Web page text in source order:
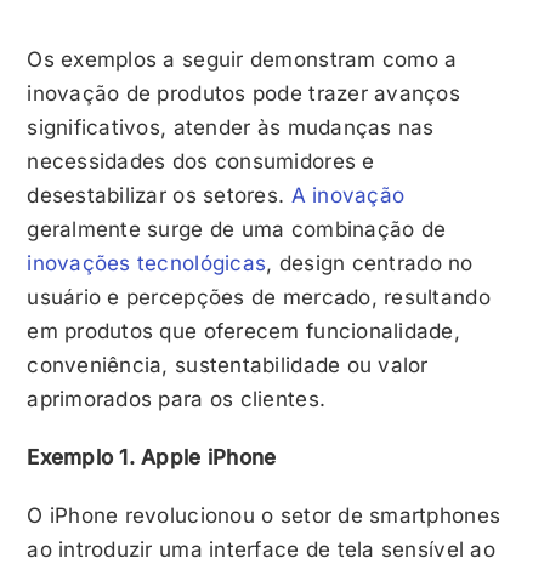
Os exemplos a seguir demonstram como a
inovação de produtos pode trazer avanços
significativos, atender às mudanças nas
necessidades dos consumidores e
desestabilizar os setores. A inovação
geralmente surge de uma combinação de
inovações tecnológicas, design centrado no
usuário e percepções de mercado, resultando
em produtos que oferecem funcionalidade,
conveniência, sustentabilidade ou valor
aprimorados para os clientes.
Exemplo 1. Apple iPhone
O iPhone revolucionou o setor de smartphones
ao introduzir uma interface de tela sensível ao